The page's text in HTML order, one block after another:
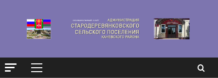
содержимому
Основное